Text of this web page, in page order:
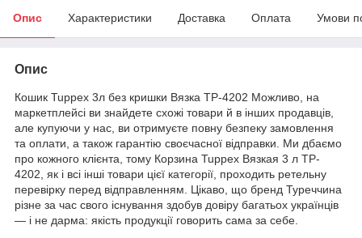
Опис Характеристики Доставка Оплата Умови
Опис
Кошик Tuppex 3л без кришки Вязка TP-4202 Можливо, на
маркетплейсі ви знайдете схожі товари й в інших продавців,
але купуючи у нас, ви отримуєте повну безпеку замовлення
та оплати, а також гарантію своєчасної відправки. Ми дбаємо
про кожного клієнта, тому Корзина Tuppex Вязкая 3 л TP-
4202, як і всі інші товари цієї категорії, проходить ретельну
перевірку перед відправленням. Цікаво, що бренд Туреччина
різне за час свого існування здобув довіру багатьох українців
— і не дарма: якість продукції говорить сама за себе.